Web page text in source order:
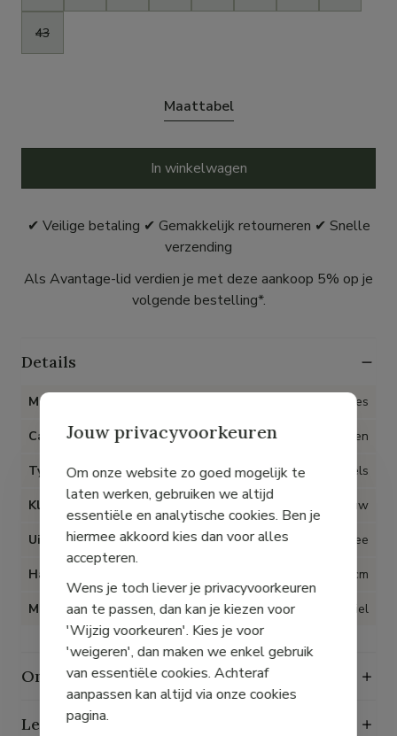
43
Maattabel
In winkelwagen
✔ Veilige betaling ✔ Gemakkelijk retourneren ✔ Snelle
verzending
Als Avantage-lid verdien je met deze aankoop 5% op je
volgende bestelling*.
Details
Merk Hush Puppies
Categorie Schoenen
Type artikel Pantoffels
Kleur Blauw
Uitneembare inlegzolen Nee
Hak 1 cm
Materiaal Textiel
Onderhoudsgids
Levering, ruilen en retourneren
Jouw privacyvoorkeuren
Om onze website zo goed mogelijk te
laten werken, gebruiken we altijd
essentiële en analytische cookies. Ben je
hiermee akkoord kies dan voor alles
accepteren.
Wens je toch liever je privacyvoorkeuren
aan te passen, dan kan je kiezen voor
'Wijzig voorkeuren'. Kies je voor
'weigeren', dan maken we enkel gebruik
van essentiële cookies. Achteraf
aanpassen kan altijd via onze cookies
pagina.